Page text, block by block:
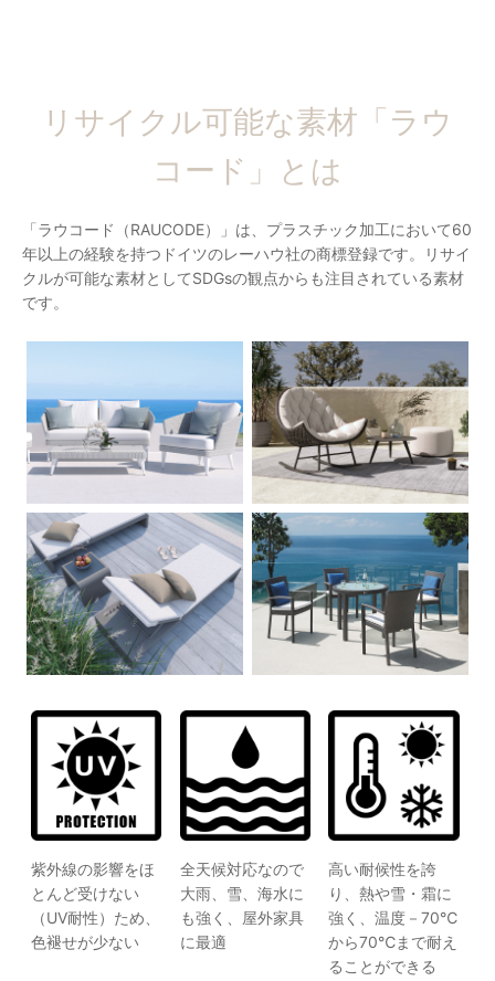
リサイクル可能な素材「ラウ
コード」とは
「ラウコード（RAUCODE）」は、プラスチック加工において60
年以上の経験を持つドイツのレーハウ社の商標登録です。リサイ
クルが可能な素材としてSDGsの観点からも注目されている素材
です。
紫外線の影響をほ
とんど受けない
（UV耐性）ため、
色褪せが少ない
全天候対応なので
大雨、雪、海水に
も強く、屋外家具
に最適
高い耐候性を誇
り、熱や雪・霜に
強く、温度－70℃
から70℃まで耐え
ることができる